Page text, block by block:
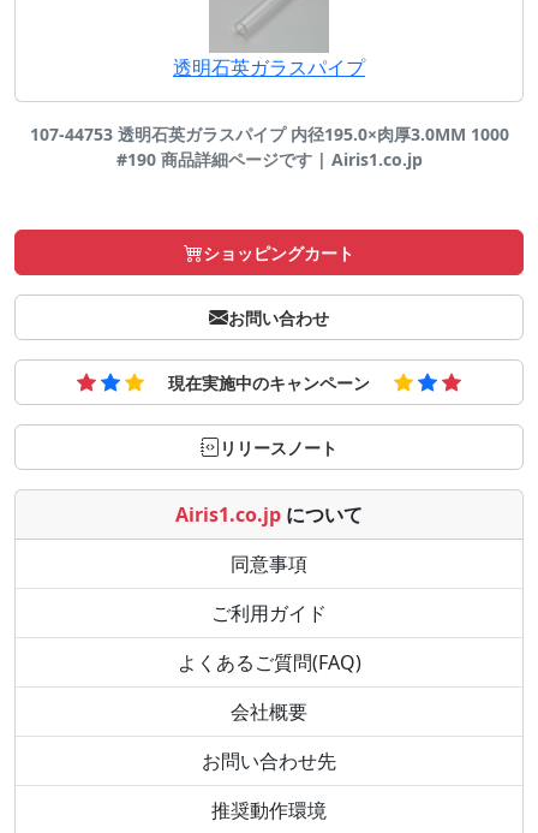
透明石英ガラスパイプ
107-44753 透明石英ガラスパイプ 内径195.0×肉厚3.0MM 1000
#190 商品詳細ページです | Airis1.co.jp
ショッピングカート
お問い合わせ
現在実施中のキャンペーン
リリースノート
Airis1.co.jp について
同意事項
ご利用ガイド
よくあるご質問(FAQ)
会社概要
お問い合わせ先
推奨動作環境